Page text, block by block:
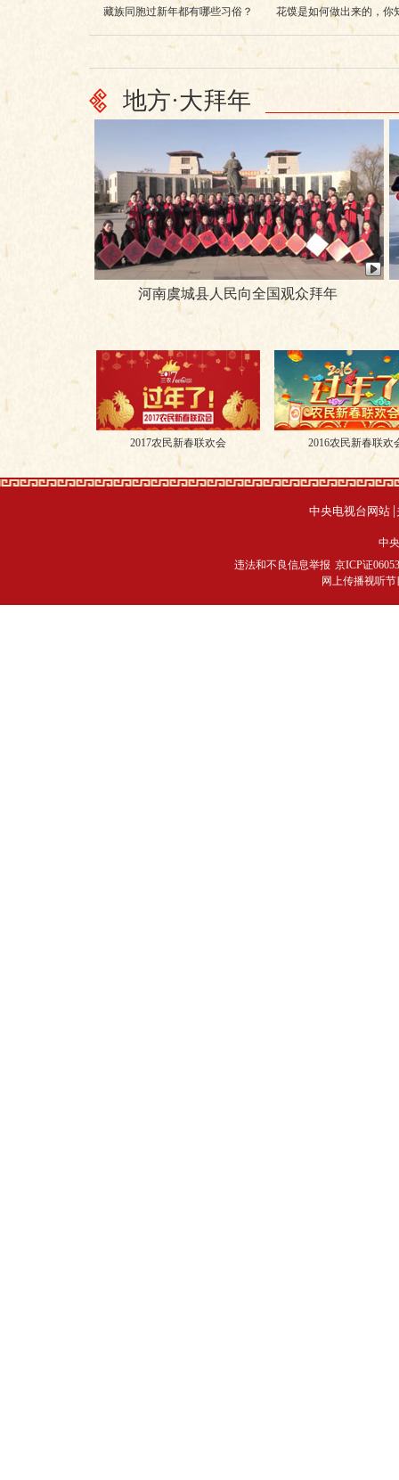
藏族同胞过新年都有哪些习俗？ 花馍是如何做出来的，你
地方·大拜年
河南虞城县人民向全国观众拜年
2017农民新春联欢会 2016农民新春联欢
中央电视台网站 |
中
违法和不良信息举报 京ICP证
网上传播视听